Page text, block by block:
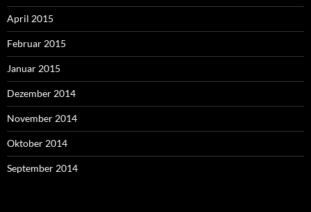
April 2015
Februar 2015
Januar 2015
Dezember 2014
November 2014
Oktober 2014
September 2014